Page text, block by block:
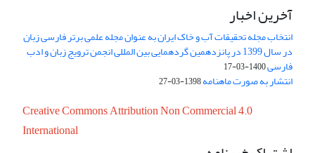
آخرین اخبار
انتخاب مجله تحقیقات آب و خاک ایران به عنوان مجله علمی برتر فارسی زبان
در سال 1399 در پانزدهمین گردهمایی بین المللی انجمن ترویج زبان و ادب
فارسی1400-03-17
انتشار به صورت ماهنامه1398-03-27
Creative Commons Attribution Non Commercial 4.0
International